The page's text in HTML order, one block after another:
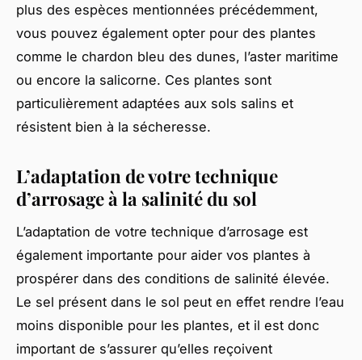
plus des espèces mentionnées précédemment,
vous pouvez également opter pour des plantes
comme le chardon bleu des dunes, l’aster maritime
ou encore la salicorne. Ces plantes sont
particulièrement adaptées aux sols salins et
résistent bien à la sécheresse.
L’adaptation de votre technique
d’arrosage à la salinité du sol
L’adaptation de votre technique d’arrosage est
également importante pour aider vos plantes à
prospérer dans des conditions de salinité élevée.
Le sel présent dans le sol peut en effet rendre l’eau
moins disponible pour les plantes, et il est donc
important de s’assurer qu’elles reçoivent